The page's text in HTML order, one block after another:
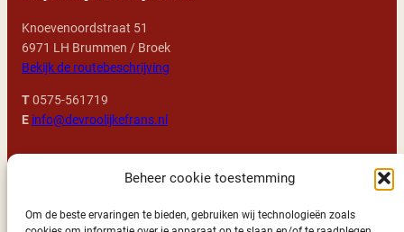
Beheer cookie toestemming
Om de beste ervaringen te bieden, gebruiken wij technologieën zoals
Knoevenoordstraat 51
6971 LH Brummen / Broek
Bekijk de routebeschrijving
T0575-561719
E info@devroolijkefrans.nl